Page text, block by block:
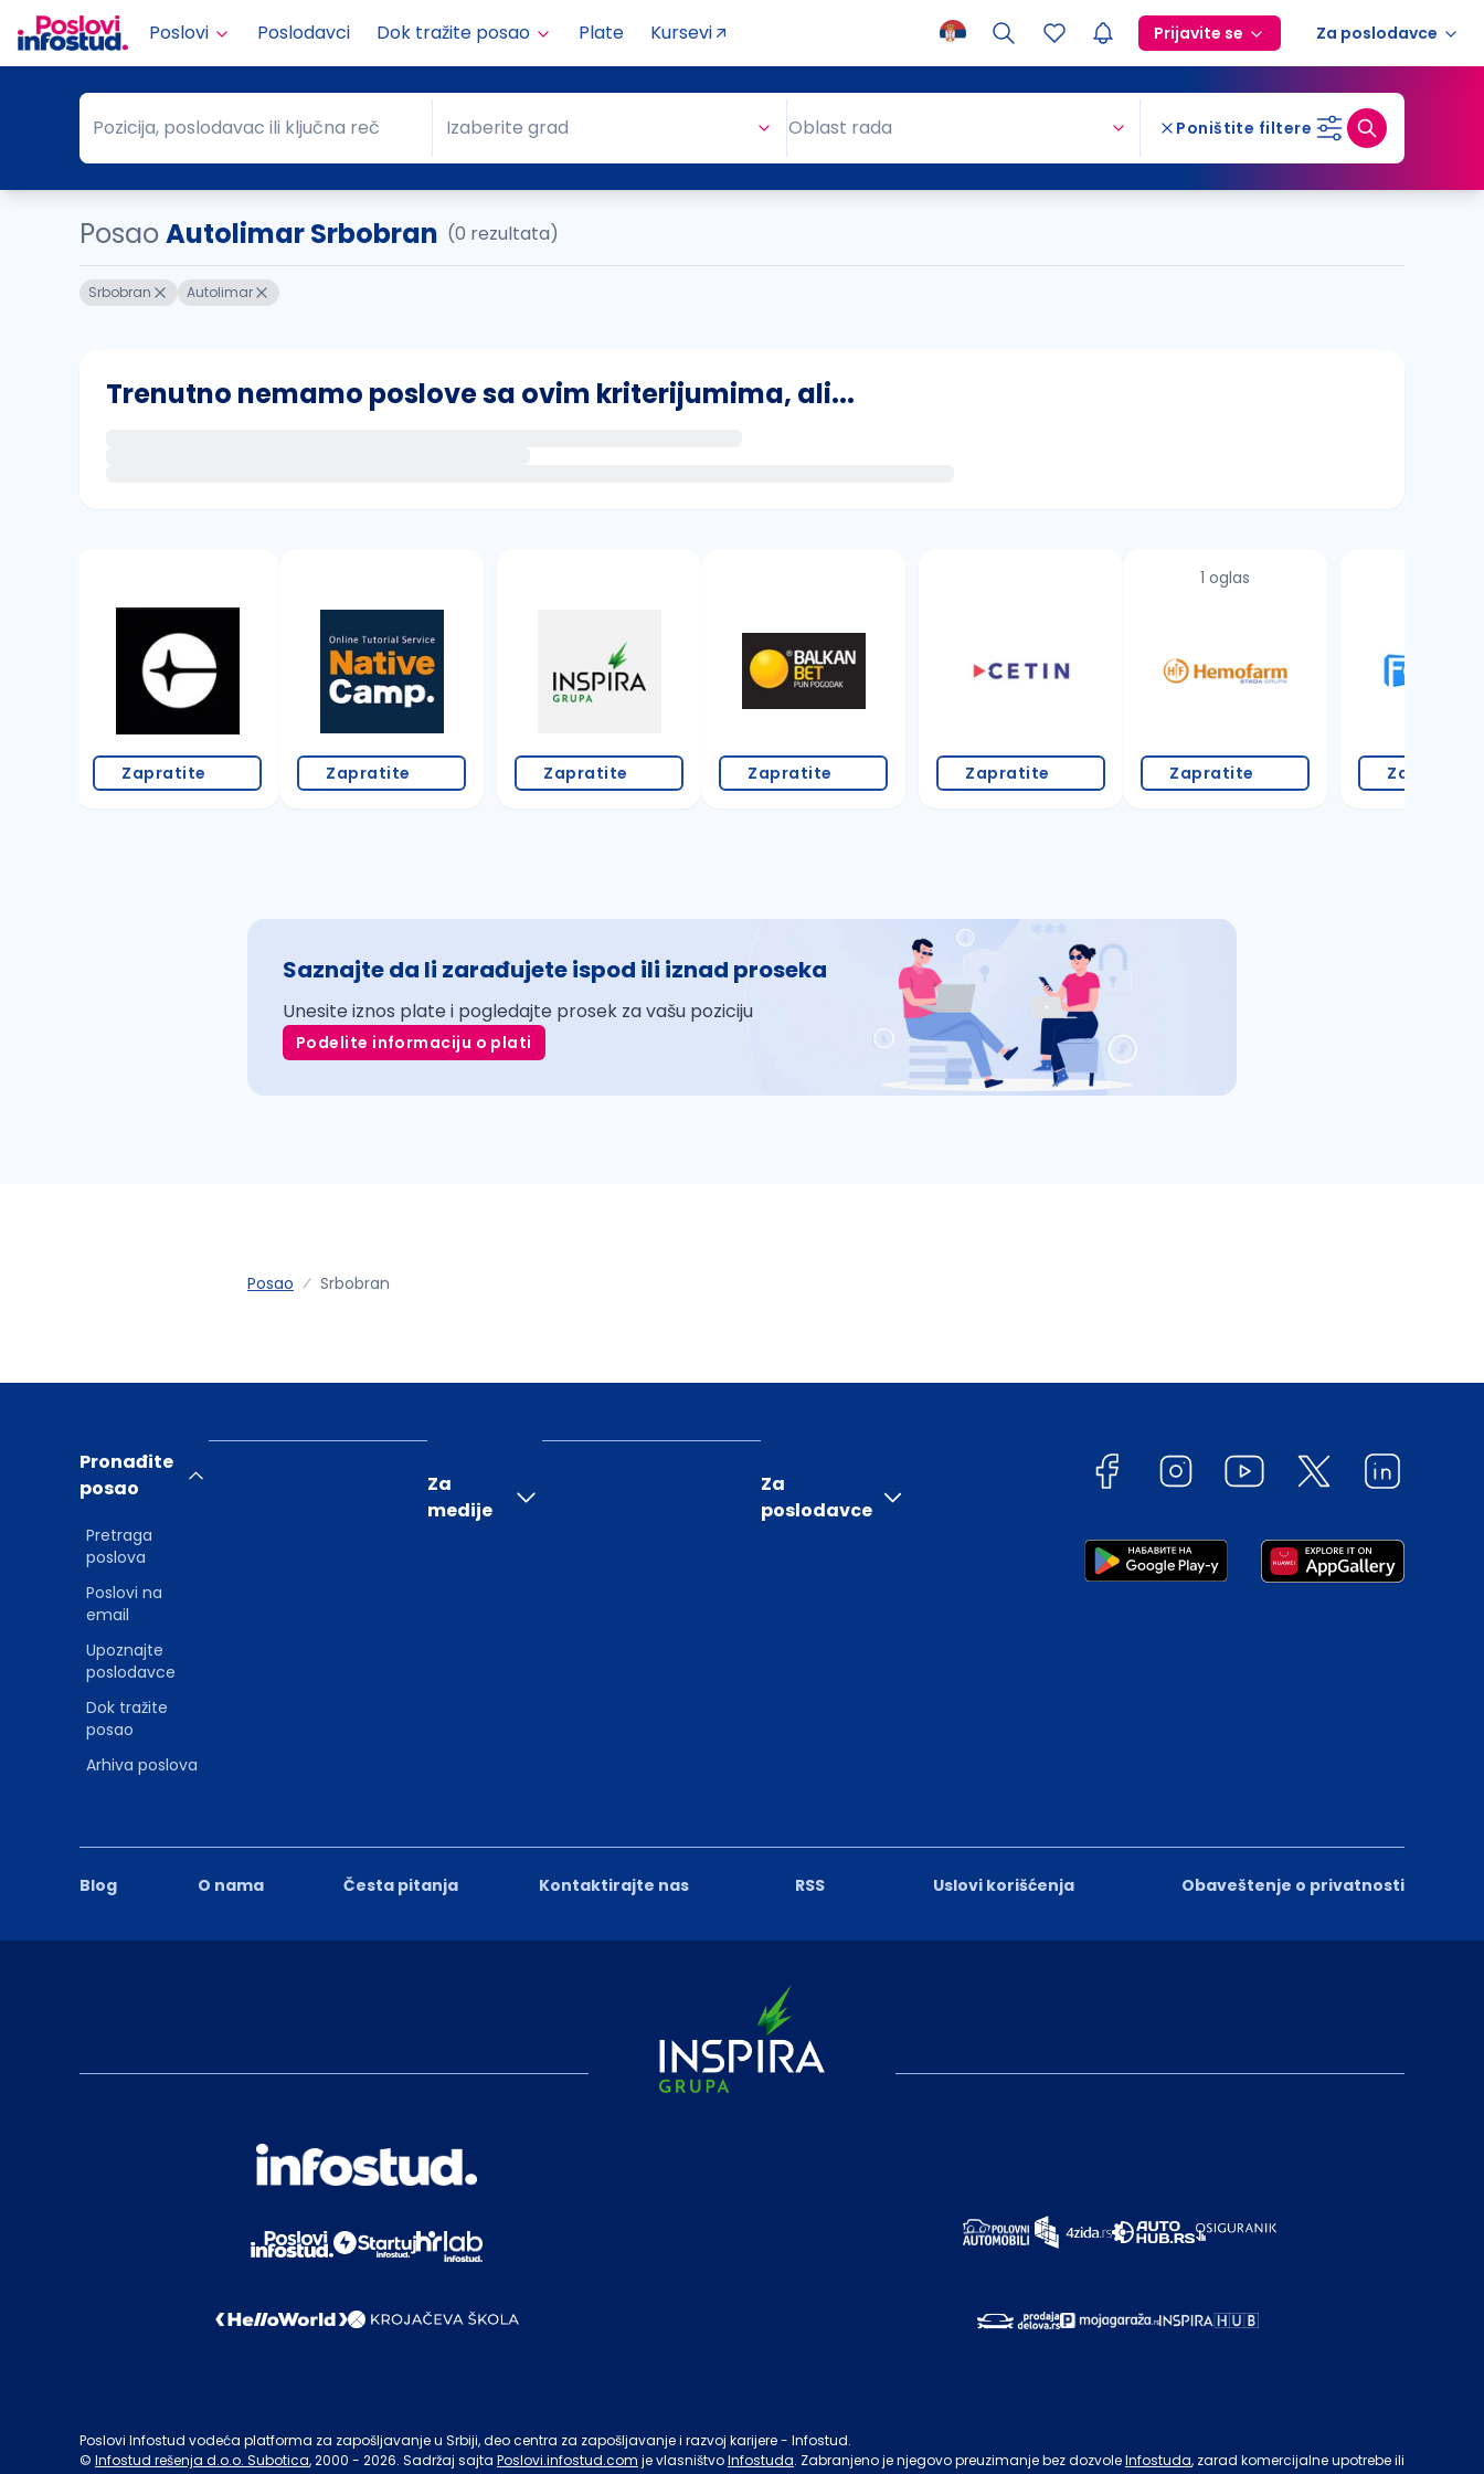
Poslovi Poslodavci Dok tražite posao Plate Kursevi Prijavite se Za poslodavce
Pozicija, poslodavac ili ključna reč
Pozicija, poslodavac ili ključna reč Grad
Izaberite grad Oblast rada Poništite filtere
PosaoAutolimar Srbobran (0 rezultata)
Srbobran Autolimar
Trenutno nemamo poslove sa ovim kriterijumima, ali...
proverite pravopisne greške (koristite č, ć, š, đ, ž, dž)
povećajte radijus za odabrani grad
Zapratite Zapratite Zapratite Zapratite Zapratite
1 oglas
Zapratite Zapratite
Saznajte da li zarađujete ispod ili iznad proseka
Unesite iznos plate i pogledajte prosek za vašu poziciju
Podelite informaciju o plati
Posao Srbobran
Blog O nama Česta pitanja Kontaktirajte nas RSS Uslovi korišćenja Obaveštenje o privatnosti
Pronađite
posao
Pretraga
poslova
Poslovi na
email
Upoznajte
poslodavce
Dok tražite
posao
Arhiva poslova
Za
medije
Za
poslodavce
Poslovi Infostud vodeća platforma za zapošljavanje u Srbiji, deo centra za zapošljavanje i razvoj karijere - Infostud.
© Infostud rešenja d.o.o. Subotica, 2000 - 2026. Sadržaj sajta Poslovi.infostud.com je vlasništvoInfostuda. Zabranjeno je njegovo preuzimanje bez dozvoleInfostuda, zarad komercijalne upotrebe ili